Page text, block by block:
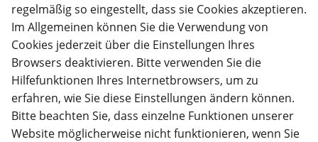
regelmäßig so eingestellt, dass sie Cookies akzeptieren.
Im Allgemeinen können Sie die Verwendung von
Cookies jederzeit über die Einstellungen Ihres
Browsers deaktivieren. Bitte verwenden Sie die
Hilfefunktionen Ihres Internetbrowsers, um zu
erfahren, wie Sie diese Einstellungen ändern können.
Bitte beachten Sie, dass einzelne Funktionen unserer
Website möglicherweise nicht funktionieren, wenn Sie